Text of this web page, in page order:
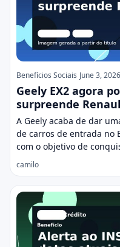
Benefícios Sociais June 3, 2026
Geely EX2 agora
surpreende
A Geely acaba de dar
de carros de entrada no
com o objetivo de
camilo